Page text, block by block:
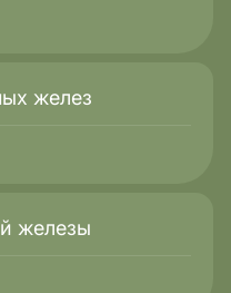
желез
железы